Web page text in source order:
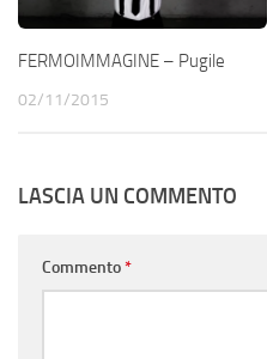
FERMOIMMAGINE – Pugile
02/11/2015
LASCIA UN COMMENTO
Commento*